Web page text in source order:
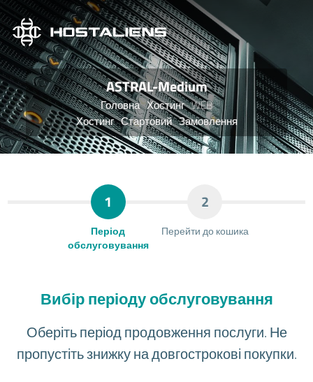
ASTRAL-Medium
Головна Хостинг WEB
Хостинг Стартовий Замовлення
1
Період
обслуговування
2
Перейти до кошика
Вибір періоду обслуговування
Оберіть період продовження послуги. Не
пропустіть знижку на довгострокові покупки.